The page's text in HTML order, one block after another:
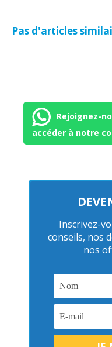
Pas d'articles
Rejoignez-
accéder à notre
Inscrivez-
conseils, nos
nos